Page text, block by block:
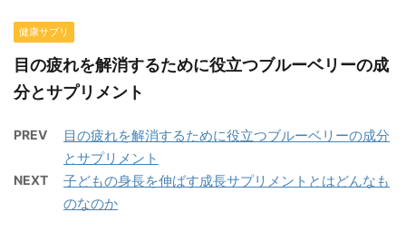
健康サプリ
目の疲れを解消するために役立つブルーベリーの成
分とサプリメント
PREV
目の疲れを解消するために役立つブルーベリーの成分
とサプリメント
NEXT
子どもの身長を伸ばす成長サプリメントとはどんなも
のなのか